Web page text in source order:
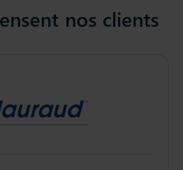
nos clients